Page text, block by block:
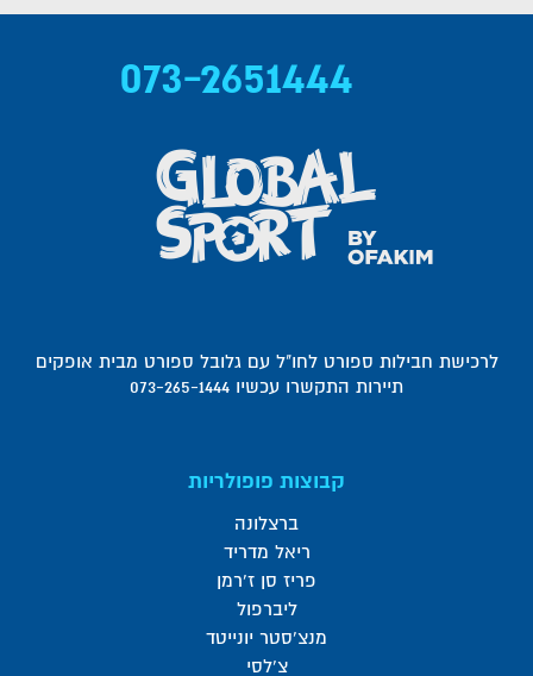
073-2651444
לרכישת חבילות ספורט לחו"ל עם גלובל ספורט מבית אופקים
תיירות התקשרו עכשיו 073-265-1444
קבוצות פופולריות
ברצלונה
ריאל מדריד
פריז סן ז'רמן
ליברפול
מנצ'סטר יונייטד
צ'לסי